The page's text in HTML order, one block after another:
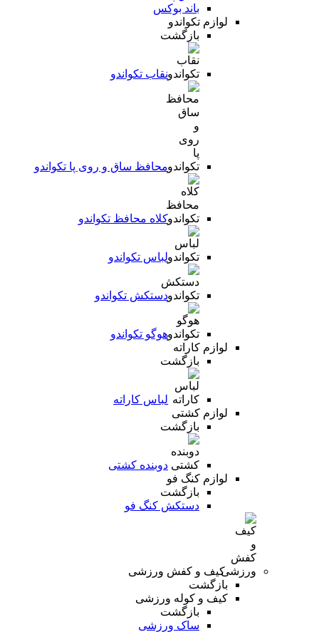
باند بوکس
لوازم تکواندو
بازگشت
نقاب تکواندو
محافظ ساق و روی پا تکواندو
کلاه محافظ تکواندو
لباس تکواندو
دستکش تکواندو
هوگو تکواندو
لوازم کاراته
بازگشت
لباس کاراته
لوازم کشتی
بازگشت
دوبنده کشتی
لوازم کنگ فو
بازگشت
دستکش کنگ فو
کیف و کفش ورزشی
بازگشت
کیف و کوله ورزشی
بازگشت
ساک ورزشی